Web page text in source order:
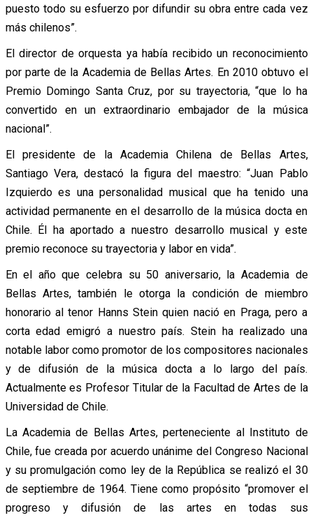
puesto todo su esfuerzo por difundir su obra entre cada vez
más chilenos”.
El director de orquesta ya había recibido un reconocimiento
por parte de la Academia de Bellas Artes. En 2010 obtuvo el
Premio Domingo Santa Cruz, por su trayectoria, “que lo ha
convertido en un extraordinario embajador de la música
nacional”.
El presidente de la Academia Chilena de Bellas Artes,
Santiago Vera, destacó la figura del maestro: “Juan Pablo
Izquierdo es una personalidad musical que ha tenido una
actividad permanente en el desarrollo de la música docta en
Chile. Él ha aportado a nuestro desarrollo musical y este
premio reconoce su trayectoria y labor en vida”.
En el año que celebra su 50 aniversario, la Academia de
Bellas Artes, también le otorga la condición de miembro
honorario al tenor Hanns Stein quien nació en Praga, pero a
corta edad emigró a nuestro país. Stein ha realizado una
notable labor como promotor de los compositores nacionales
y de difusión de la música docta a lo largo del país.
Actualmente es Profesor Titular de la Facultad de Artes de la
Universidad de Chile.
La Academia de Bellas Artes, perteneciente al Instituto de
Chile, fue creada por acuerdo unánime del Congreso Nacional
y su promulgación como ley de la República se realizó el 30
de septiembre de 1964. Tiene como propósito “promover el
progreso y difusión de las artes en todas sus